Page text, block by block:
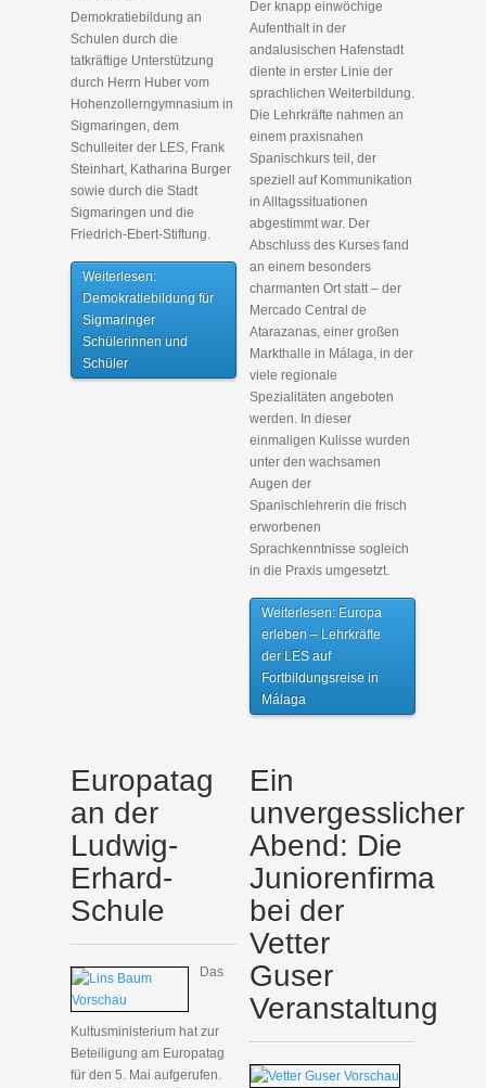
Demokratiebildung an
Schulen durch die
tatkräftige Unterstützung
durch Herrn Huber vom
Hohenzollerngymnasium in
Sigmaringen, dem
Schulleiter der LES, Frank
Steinhart, Katharina Burger
sowie durch die Stadt
Sigmaringen und die
Friedrich-Ebert-Stiftung.
Weiterlesen:
Demokratiebildung für
Sigmaringer
Schülerinnen und
Schüler
Der knapp einwöchige
Aufenthalt in der
andalusischen Hafenstadt
diente in erster Linie der
sprachlichen Weiterbildung.
Die Lehrkräfte nahmen an
einem praxisnahen
Spanischkurs teil, der
speziell auf Kommunikation
in Alltagssituationen
abgestimmt war. Der
Abschluss des Kurses fand
an einem besonders
charmanten Ort statt – der
Mercado Central de
Atarazanas, einer großen
Markthalle in Málaga, in der
viele regionale
Spezialitäten angeboten
werden. In dieser
einmaligen Kulisse wurden
unter den wachsamen
Augen der
Spanischlehrerin die frisch
erworbenen
Sprachkenntnisse sogleich
in die Praxis umgesetzt.
Weiterlesen: Europa
erleben – Lehrkräfte
der LES auf
Fortbildungsreise in
Málaga
Europatag
an der
Ludwig-
Erhard-
Schule
Das
Kultusministerium hat zur
Beteiligung am Europatag
für den 5. Mai aufgerufen.
Ein
unvergesslicher
Abend: Die
Juniorenfirma
bei der
Vetter
Guser
Veranstaltung